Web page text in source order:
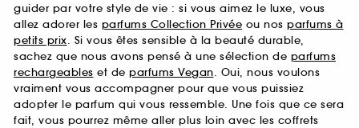
guider par votre style de vie : si vous aimez le luxe, vous
allez adorer les parfums Collection Privée ou nos parfums à
petits prix. Si vous êtes sensible à la beauté durable,
sachez que nous avons pensé à une sélection de parfums
rechargeables et de parfums Vegan. Oui, nous voulons
vraiment vous accompagner pour que vous puissiez
adopter le parfum qui vous ressemble. Une fois que ce sera
fait, vous pourrez même aller plus loin avec les coffrets